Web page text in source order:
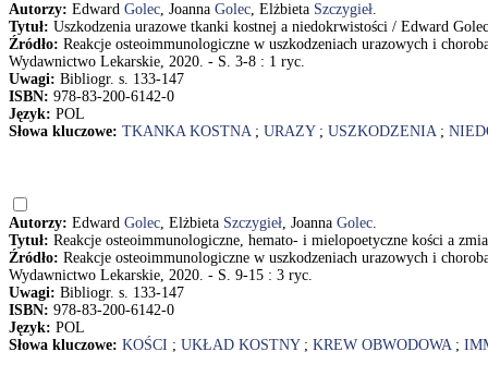
Autorzy: Edward Golec, Joanna Golec, Elżbieta Szczygieł.
Tytuł: Uszkodzenia urazowe tkanki kostnej a niedokrwistości / Edward
Źródło: Reakcje osteoimmunologiczne w uszkodzeniach urazowych i
Wydawnictwo Lekarskie, 2020. - S. 3-8 : 1 ryc.
Uwagi: Bibliogr. s. 133-147
ISBN: 978-83-200-6142-0
Język: POL
Słowa kluczowe: TKANKA KOSTNA; URAZY; USZKODZENIA;
Autorzy: Edward Golec, Elżbieta Szczygieł, Joanna Golec.
Tytuł: Reakcje osteoimmunologiczne, hemato- i mielopoetyczne kości a
Źródło: Reakcje osteoimmunologiczne w uszkodzeniach urazowych i
Wydawnictwo Lekarskie, 2020. - S. 9-15 : 3 ryc.
Uwagi: Bibliogr. s. 133-147
ISBN: 978-83-200-6142-0
Język: POL
Słowa kluczowe: KOŚCI ; UKŁAD KOSTNY; KREW OBWODOWA;